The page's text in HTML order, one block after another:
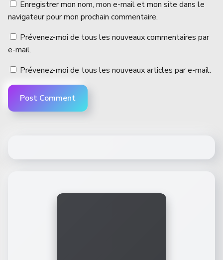
Enregistrer mon nom, mon e-mail et mon site dans le
navigateur pour mon prochain commentaire.
Prévenez-moi de tous les nouveaux commentaires par
e-mail.
Prévenez-moi de tous les nouveaux articles par e-mail.